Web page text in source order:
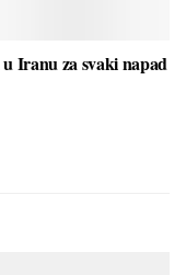
Iranu za svaki napad